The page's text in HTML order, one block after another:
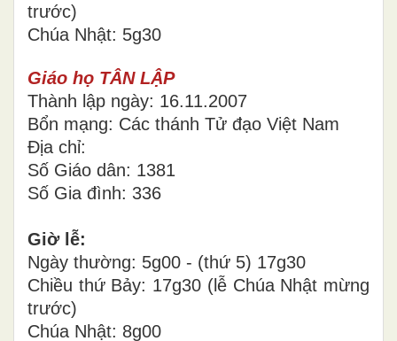
trước)
Chúa Nhật: 5g30
Giáo họ TÂN LẬP
Thành lập ngày: 16.11.2007
Bổn mạng: Các thánh Tử đạo Việt Nam
Địa chỉ:
Số Giáo dân: 1381
Số Gia đình: 336
Giờ lễ:
Ngày thường: 5g00 - (thứ 5) 17g30
Chiều thứ Bảy: 17g30 (lễ Chúa Nhật mừng
trước)
Chúa Nhật: 8g00